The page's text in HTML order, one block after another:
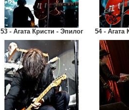
53 - Агата Кристи - Эпилог 54 - Агата